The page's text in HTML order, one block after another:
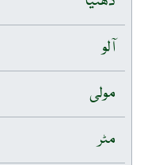
آلو
مولی
مٹر